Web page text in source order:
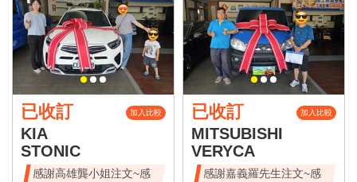
已收訂 加入比較
KIA
STONIC
感謝高雄龔小姐注文~感
已收訂 加入比較
MITSUBISHI
VERYCA
感謝嘉義羅先生注文~感